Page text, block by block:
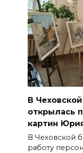
В
открылась
картин
В Чеховской
работу